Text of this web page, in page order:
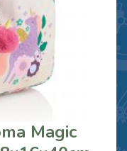
Magic